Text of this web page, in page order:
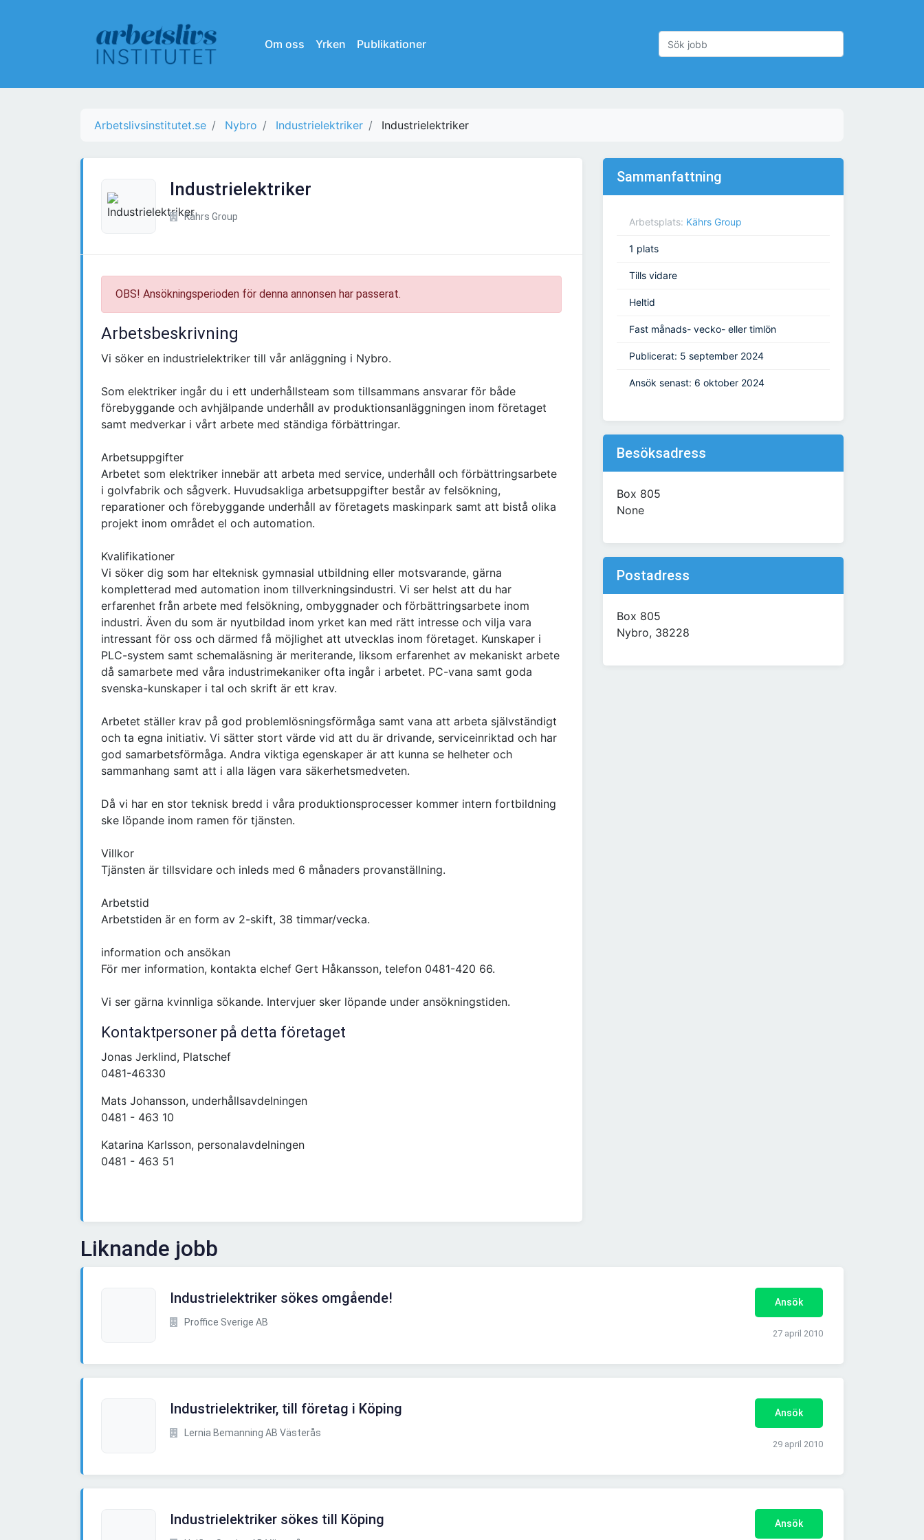
Om oss Yrken Publikationer
Arbetslivsinstitutet.se Nybro Industrielektriker Industrielektriker
Industrielektriker
Kährs Group
OBS! Ansökningsperioden för denna annonsen har passerat.
Arbetsbeskrivning
Vi söker en industrielektriker till vår anläggning i Nybro.
Som elektriker ingår du i ett underhållsteam som tillsammans ansvarar för både
förebyggande och avhjälpande underhåll av produktionsanläggningen inom företaget
samt medverkar i vårt arbete med ständiga förbättringar.
Arbetsuppgifter
Arbetet som elektriker innebär att arbeta med service, underhåll och förbättringsarbete
i golvfabrik och sågverk. Huvudsakliga arbetsuppgifter består av felsökning,
reparationer och förebyggande underhåll av företagets maskinpark samt att bistå olika
projekt inom området el och automation.
Kvalifikationer
Vi söker dig som har elteknisk gymnasial utbildning eller motsvarande, gärna
kompletterad med automation inom tillverkningsindustri. Vi ser helst att du har
erfarenhet från arbete med felsökning, ombyggnader och förbättringsarbete inom
industri. Även du som är nyutbildad inom yrket kan med rätt intresse och vilja vara
intressant för oss och därmed få möjlighet att utvecklas inom företaget. Kunskaper i
PLC-system samt schemaläsning är meriterande, liksom erfarenhet av mekaniskt arbete
då samarbete med våra industrimekaniker ofta ingår i arbetet. PC-vana samt goda
svenska-kunskaper i tal och skrift är ett krav.
Arbetet ställer krav på god problemlösningsförmåga samt vana att arbeta självständigt
och ta egna initiativ. Vi sätter stort värde vid att du är drivande, serviceinriktad och har
god samarbetsförmåga. Andra viktiga egenskaper är att kunna se helheter och
sammanhang samt att i alla lägen vara säkerhetsmedveten.
Då vi har en stor teknisk bredd i våra produktionsprocesser kommer intern fortbildning
ske löpande inom ramen för tjänsten.
Villkor
Tjänsten är tillsvidare och inleds med 6 månaders provanställning.
Arbetstid
Arbetstiden är en form av 2-skift, 38 timmar/vecka.
information och ansökan
För mer information, kontakta elchef Gert Håkansson, telefon 0481-420 66.
Vi ser gärna kvinnliga sökande. Intervjuer sker löpande under ansökningstiden.
Kontaktpersoner på detta företaget
Jonas Jerklind, Platschef
0481-46330
Mats Johansson, underhållsavdelningen
0481 - 463 10
Katarina Karlsson, personalavdelningen
0481 - 463 51
Sammanfattning
Arbetsplats: Kährs Group
1 plats
Tills vidare
Heltid
Fast månads- vecko- eller timlön
Publicerat: 5 september 2024
Ansök senast: 6 oktober 2024
Besöksadress
Box 805
None
Postadress
Box 805
Nybro, 38228
Liknande jobb
Industrielektriker sökes omgående!
Proffice Sverige AB
Ansök
27 april 2010
Industrielektriker, till företag i Köping
Lernia Bemanning AB Västerås
Ansök
29 april 2010
Industrielektriker sökes till Köping Ansök